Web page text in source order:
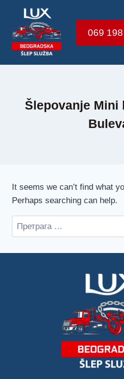
content
069
Šlepovanje Mini
It seems we can’t find what
Perhaps searching can help.
Претрага
за: